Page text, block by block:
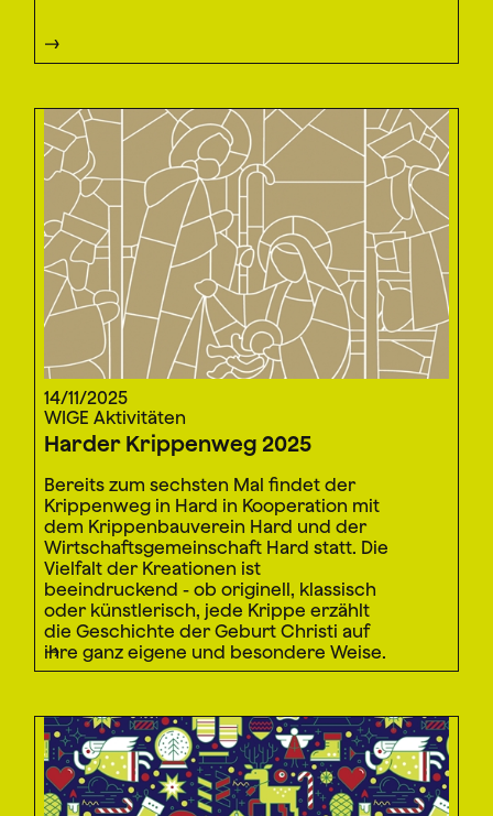
14/11/2025
WIGE Aktivitäten
Harder Krippenweg 2025
Bereits zum sechsten Mal findet der
Krippenweg in Hard in Kooperation mit
dem Krippenbauverein Hard und der
Wirtschaftsgemeinschaft Hard statt. Die
Vielfalt der Kreationen ist
beeindruckend - ob originell, klassisch
oder künstlerisch, jede Krippe erzählt
die Geschichte der Geburt Christi auf
ihre ganz eigene und besondere Weise.